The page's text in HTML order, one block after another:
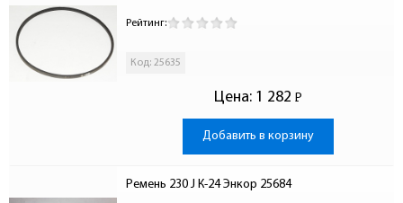
Рейтинг:
Код: 25635
Цена: 1 282 Р
-
Добавить в корзину
Ремень 230 J К-24 Энкор 25684